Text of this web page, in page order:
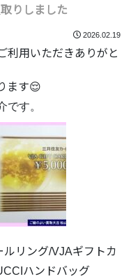
りしました
2026.02.19
利用いただきありがと
ます😌
です。
ルリング/VJAギフトカ
ハンドバッグ